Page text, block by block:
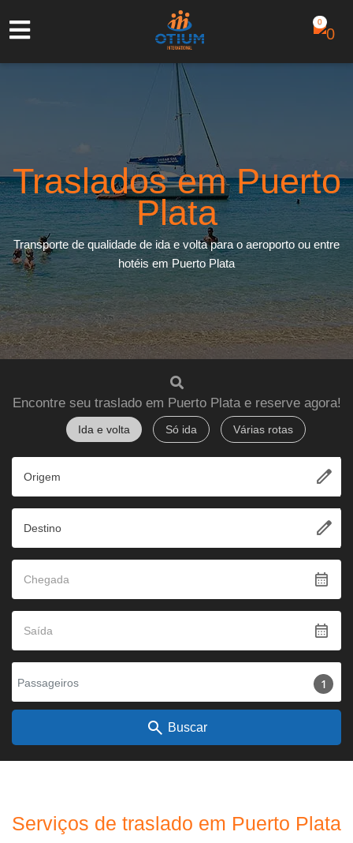
0
Traslados em Puerto
Plata
Transporte de qualidade de ida e volta para o aeroporto ou entre
hotéis em Puerto Plata
Encontre seu traslado em Puerto Plata e reserve agora!
Ida e volta Só ida Várias rotas
Origem edit
Destino edit
calendar_month
calendar_month
1
Passageiros
search Buscar
Serviços de traslado em Puerto Plata